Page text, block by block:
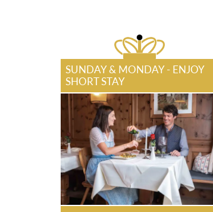
SUNDAY & MONDAY - ENJOY
SHORT STAY